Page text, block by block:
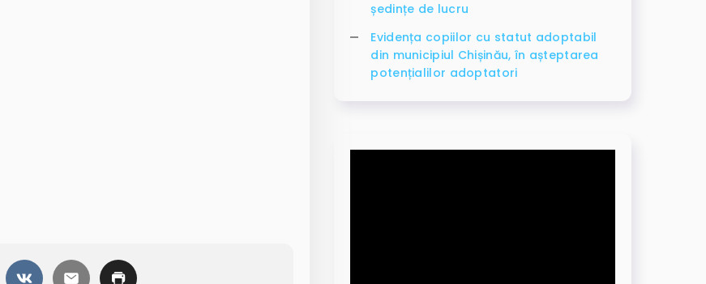
ședințe de lucru
Evidența copiilor cu statut adoptabil
din municipiul Chișinău, în așteptarea
potențialilor adoptatori